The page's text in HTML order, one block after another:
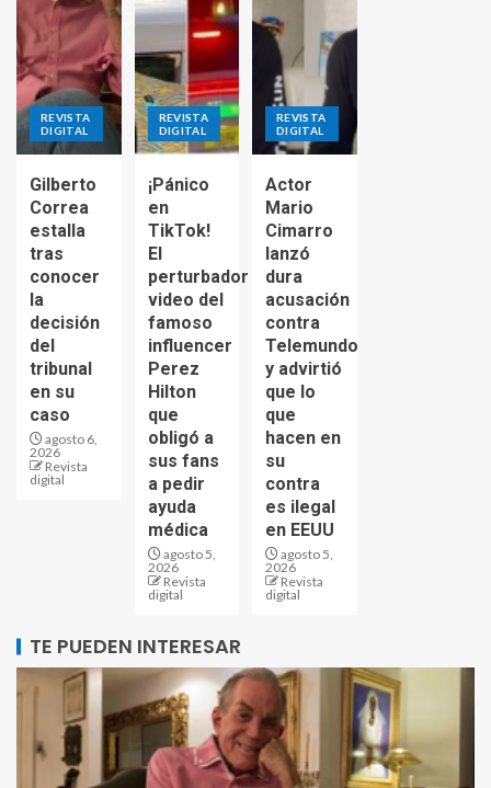
REVISTA
DIGITAL
Gilberto
Correa
estalla
tras
conocer
la
decisión
del
tribunal
en su
caso
agosto 6,
2026
Revista
digital
REVISTA
DIGITAL
¡Pánico
en
TikTok!
El
perturbador
video del
famoso
influencer
Perez
Hilton
que
obligó a
sus fans
a pedir
ayuda
médica
agosto 5,
2026
Revista
digital
REVISTA
DIGITAL
Actor
Mario
Cimarro
lanzó
dura
acusación
contra
Telemundo
y advirtió
que lo
que
hacen en
su
contra
es ilegal
en EEUU
agosto 5,
2026
Revista
digital
TE PUEDEN INTERESAR